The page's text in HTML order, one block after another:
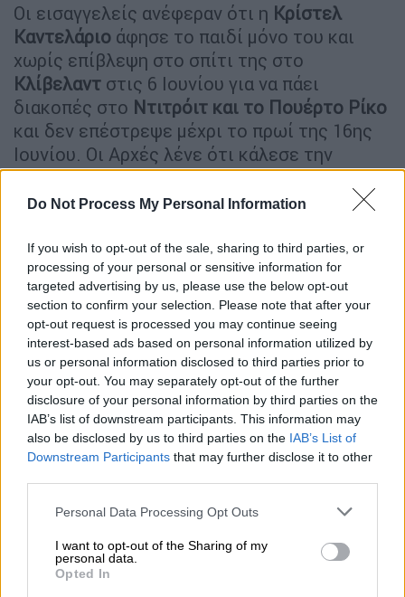
Do Not Process My Personal Information
If you wish to opt-out of the sale, sharing to third parties, or
processing of your personal or sensitive information for
targeted advertising by us, please use the below opt-out
section to confirm your selection. Please note that after your
opt-out request is processed you may continue seeing
interest-based ads based on personal information utilized by
us or personal information disclosed to third parties prior to
your opt-out. You may separately opt-out of the further
disclosure of your personal information by third parties on the
IAB’s list of downstream participants. This information may
also be disclosed by us to third parties on the IAB’s List of
Downstream Participants that may further disclose it to other
Please note that this website/app uses one or more Google
not limited to your visit or usage behaviour. You may click to
grant or deny consent to Google and its third-party tags to
use your data for below specified purposes in below Google
Personal Data Processing Opt Outs
I want to opt-out of the Sharing of my
personal data.
Opted In
Οι εισαγγελείς ανέφεραν ότι η Κρίστελ
Καντελάριο άφησε το παιδί μόνο του και
χωρίς επίβλεψη στο σπίτι της στο
Κλίβελαντ στις 6 Ιουνίου για να πάει
διακοπές στο Ντιτρόιτ και το Πουέρτο Ρίκο
και δεν επέστρεψε μέχρι το πρωί της 16ης
Ιουνίου. Οι Αρχές λένε ότι κάλεσε την
αστυνομία αφού βρήκε το παιδί νεκρό όταν
επέστρεψε.
video
Στο σημείο έσπευσε η αστυνομία και η
πυροσβεστική και διαπίστωσαν πως το
μωρό ήταν εξαιρετικά αφυδατωμένο και
διαπίστωσαν το θάνατό του, σύμφωνα με το
.